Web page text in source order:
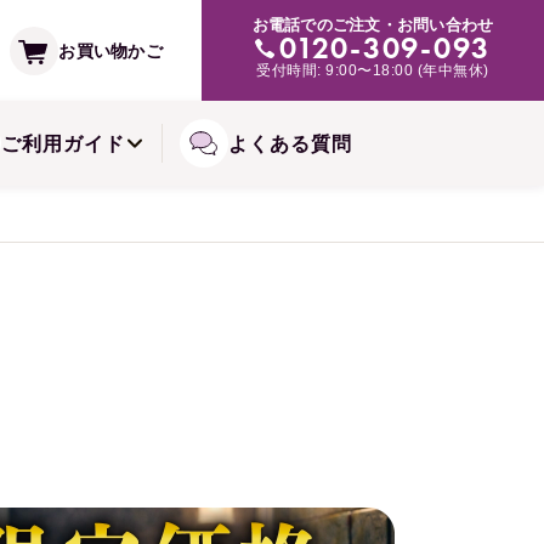
お買い物かご
お電話でのご注文・お問い合わせ
0120-309-093
受付時間: 9:00〜18:00 (年中無休)
・肌トラブルの緩和に
ご利用ガイド
お届けコースについて
よくある質問